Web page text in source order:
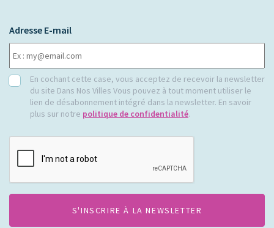
Adresse E-mail
RGPDEn cochant cette case, vous acceptez de recevoir la newsletter
du site Dans Nos Villes Vous pouvez à tout moment utiliser le
lien de désabonnement intégré dans la newsletter. En savoir
plus sur notre politique de confidentialité.
CAPTCHA